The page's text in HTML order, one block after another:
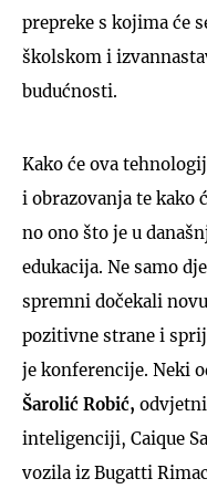
prepreke s kojima će
školskom i
budućnosti.
Kako će ova
i obrazovanja te kako
no ono što je u
edukacija. Ne samo
spremni dočekali
pozitivne strane i
je konferencije. Neki
Šarolić Robić,
inteligenciji, Caique
vozila iz Bugatti